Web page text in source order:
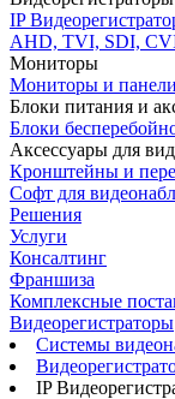
IP
AHD, TVI, SDI,
Мониторы
Мониторы и панели
Блоки питания и
Блоки
Аксессуары для
Кронштейны и
Софт для
Решения
Услуги
Консалтинг
Франшиза
Комплексные
Видеорегистраторы
Системы
IP